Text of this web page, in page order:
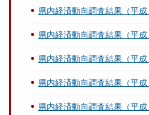
県内経済動向調査結果（平成
県内経済動向調査結果（平成
県内経済動向調査結果（平成
県内経済動向調査結果（平成
県内経済動向調査結果（平成